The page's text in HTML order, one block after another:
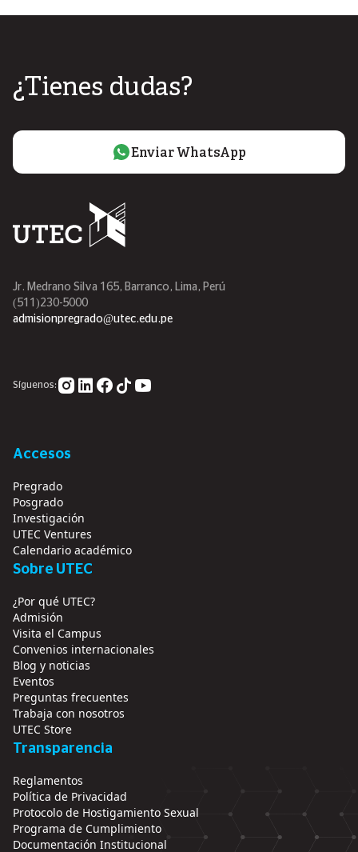
¿Tienes dudas?
Enviar WhatsApp
Jr. Medrano Silva 165, Barranco, Lima, Perú
(511)230-5000
admisionpregrado@utec.edu.pe
Síguenos:
Accesos
Pregrado
Posgrado
Investigación
UTEC Ventures
Calendario académico
Sobre UTEC
¿Por qué UTEC?
Admisión
Visita el Campus
Convenios internacionales
Blog y noticias
Eventos
Preguntas frecuentes
Trabaja con nosotros
UTEC Store
Transparencia
Reglamentos
Política de Privacidad
Protocolo de Hostigamiento Sexual
Programa de Cumplimiento
Documentación Institucional